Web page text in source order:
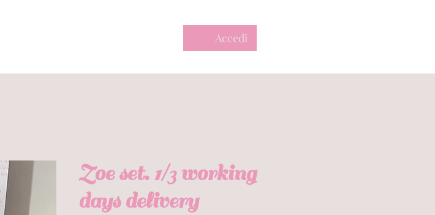
Accedi
Zoe set. 1/3 working
days delivery